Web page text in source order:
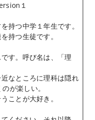
１
持つ中学１年生です。
持つ生徒です。
す。呼び名は、「理
なところに理科は隠れ
が楽しい。
ことが大好き。